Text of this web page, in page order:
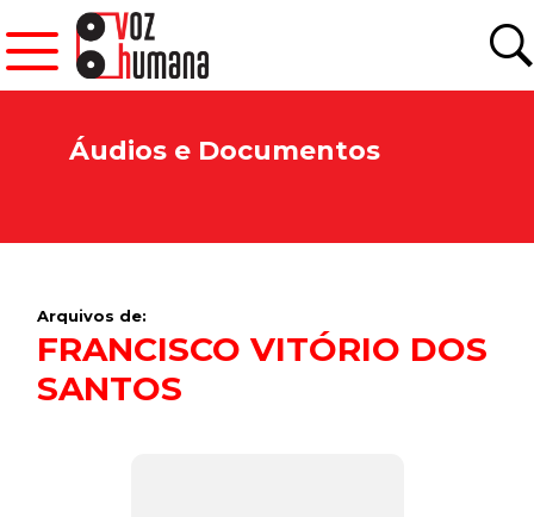
Áudios e Documentos
Arquivos de:
FRANCISCO VITÓRIO DOS
SANTOS